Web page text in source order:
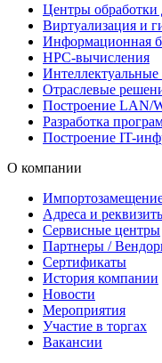
Центры
Виртуализация и
Информационная
HPC-вычисления
Отраслевые
Построение LAN/
Разработка
Построение IT-
О компании
Адреса и
Сервисные центры
Партнеры /
Сертификаты
История компании
Новости
Мероприятия
Участие в торгах
Вакансии